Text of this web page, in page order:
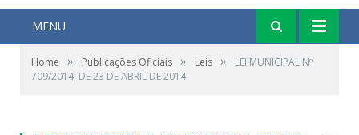
MENU
Home » Publicações Oficiais » Leis »
LEI MUNICIPAL Nº
709/2014, DE 23 DE ABRIL DE 2014